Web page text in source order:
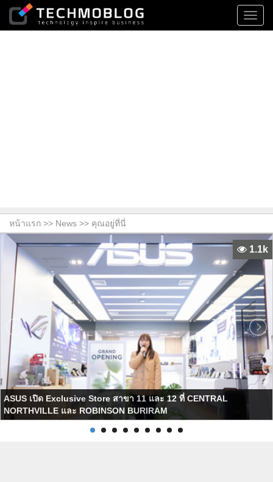
หน้าแรก >> News >> คุณอยู่ที่นี่
ASUS เปิด Exclusive Store สาขา 11 และ 12 ที่ CENTRAL
NORTHVILLE และ ROBINSON BURIRAM
1.1k